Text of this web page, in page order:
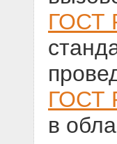
ГОСТ
ГОСТ
в